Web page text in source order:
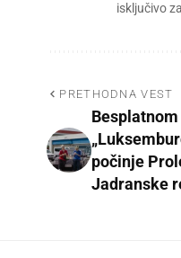
isključivo
PRETHODNA VEST
počinje
Jadranske